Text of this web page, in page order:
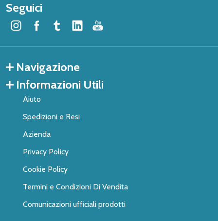
Seguici
Navigazione
Informazioni Utili
Aiuto
Spedizioni e Resi
Azienda
Privacy Policy
Cookie Policy
Termini e Condizioni Di Vendita
Comunicazioni ufficiali prodotti